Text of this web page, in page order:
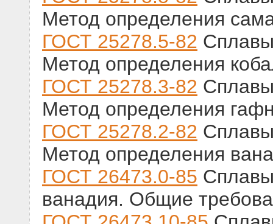
Метод определения
ГОСТ 25278.5-82
Метод определения
ГОСТ 25278.3-82
Метод определения
ГОСТ 25278.2-82
Метод определения
ГОСТ 26473.0-85
ванадия. Общие